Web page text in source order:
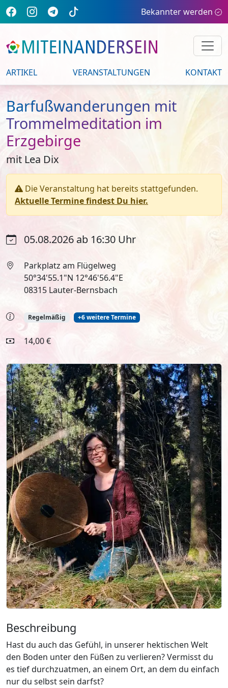
Bekannter werden
ARTIKEL VERANSTALTUNGEN KONTAKT
Barfußwanderungen mit
Trommelmeditation im
Erzgebirge
mit Lea Dix
Die Veranstaltung hat bereits stattgefunden.
Aktuelle Termine findest Du hier.
05.08.2026 ab 16:30 Uhr
Parkplatz am Flügelweg
50°34'55.1"N 12°46'56.4"E
08315 Lauter-Bernsbach
Regelmäßig +6 weitere Termine
14,00 €
Beschreibung
Hast du auch das Gefühl, in unserer hektischen Welt
den Boden unter den Füßen zu verlieren? Vermisst du
es tief durchzuatmen, an einem Ort, an dem du einfach
nur du selbst sein darfst?